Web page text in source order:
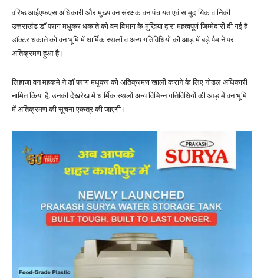
वरिष्ठ आईएफएस अधिकारी और मुख्य वन संरक्षक वन पंचायत एवं सामुदायिक वानिकी
उत्तराखंड डॉ पराग मधुकर धकाते को वन विभाग के मुखिया द्वारा महत्वपूर्ण जिम्मेदारी दी गई है
डॉक्टर धकाते को वन भूमि में धार्मिक स्थलों व अन्य गतिविधियों की आड़ में बड़े पैमाने पर
अतिक्रमण हुआ है।
लिहाजा वन महकमे ने डॉ पराग मधुकर को अतिक्रमण खाली कराने के लिए नोडल अधिकारी
नामित किया है, उनकी देखरेख में धार्मिक स्थलों अन्य विभिन्न गतिविधियों की आड़ में वन भूमि
में अतिक्रमण की सूचना एकत्र की जाएगी।